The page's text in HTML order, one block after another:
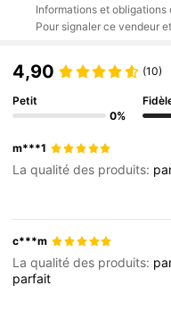
Informations et obligations
Pour signaler ce vendeur
4,90 (10)
Petit
0%
m***1
La qualité des produits:
c***m
La qualité des produits:
parfait